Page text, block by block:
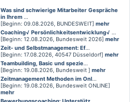
Was sind schwierige Mitarbeiter Gespräche
in Ihrem ...
[Beginn: 09.08.2026, BUNDESWEIT] mehr
Coaching√ Persönlichkeitsentwicklung√ ...
[Beginn: 12.08.2026, Bundesweit 2026] mehr
Zeit- und Selbstmanagement: Ef...
[Beginn: 17.08.2026, 40547 Düsseldorf] mehr
Teambuilding, Basic und spezie...
[Beginn: 19.08.2026, Bundesweit ] mehr
Zeitmanagement Methoden im Onl...
[Beginn: 19.08.2026, Bundesweit ONLINE]
mehr